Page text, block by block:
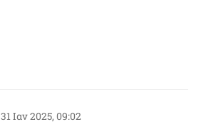
31 Ιαν 2025, 09:02